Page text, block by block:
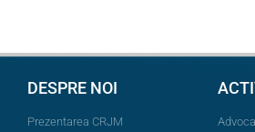
DESPRE NOI
Prezentarea CRJM